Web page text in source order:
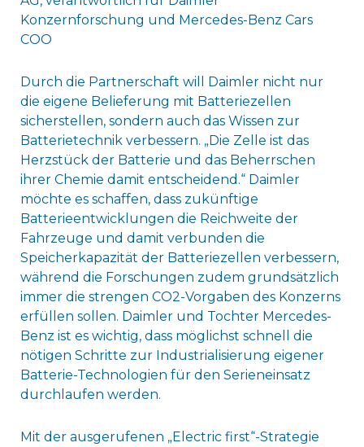
Konzernforschung und Mercedes-Benz Cars
COO
Durch die Partnerschaft will Daimler nicht nur
die eigene Belieferung mit Batteriezellen
sicherstellen, sondern auch das Wissen zur
Batterietechnik verbessern. „Die Zelle ist das
Herzstück der Batterie und das Beherrschen
ihrer Chemie damit entscheidend.“ Daimler
möchte es schaffen, dass zukünftige
Batterieentwicklungen die Reichweite der
Fahrzeuge und damit verbunden die
Speicherkapazität der Batteriezellen verbessern,
während die Forschungen zudem grundsätzlich
immer die strengen CO2-Vorgaben des Konzerns
erfüllen sollen. Daimler und Tochter Mercedes-
Benz ist es wichtig, dass möglichst schnell die
nötigen Schritte zur Industrialisierung eigener
Batterie-Technologien für den Serieneinsatz
durchlaufen werden.
Mit der ausgerufenen „Electric first“-Strategie